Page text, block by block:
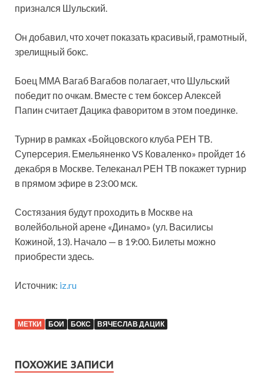
признался Шульский.
Он добавил, что хочет показать красивый, грамотный,
зрелищный бокс.
Боец ММА Вагаб Вагабов полагает, что Шульский
победит по очкам. Вместе с тем боксер Алексей
Папин считает Дацика фаворитом в этом поединке.
Турнир в рамках «Бойцовского клуба РЕН ТВ.
Суперсерия. Емельяненко VS Коваленко» пройдет 16
декабря в Москве. Телеканал РЕН ТВ покажет турнир
в прямом эфире в 23:00 мск.
Состязания будут проходить в Москве на
волейбольной арене «Динамо» (ул. Василисы
Кожиной, 13). Начало — в 19:00. Билеты можно
приобрести здесь.
Источник: iz.ru
МЕТКИ БОИ БОКС ВЯЧЕСЛАВ ДАЦИК
ПОХОЖИЕ ЗАПИСИ